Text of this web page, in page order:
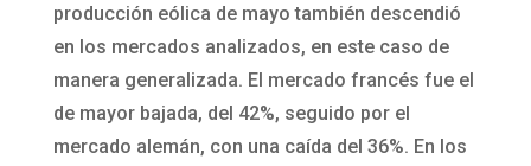
producción eólica de mayo también descendió
en los mercados analizados, en este caso de
manera generalizada. El mercado francés fue el
de mayor bajada, del 42%, seguido por el
mercado alemán, con una caída del 36%. En los